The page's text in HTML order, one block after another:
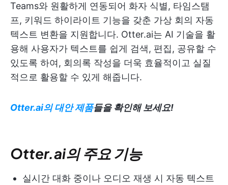
Teams와 원활하게 연동되어 화자 식별, 타임스탬
프, 키워드 하이라이트 기능을 갖춘 가상 회의 자동
텍스트 변환을 지원합니다. Otter.ai는 AI 기술을 활
용해 사용자가 텍스트를 쉽게 검색, 편집, 공유할 수
있도록 하여, 회의록 작성을 더욱 효율적이고 실질
적으로 활용할 수 있게 해줍니다.
Otter.ai의 대안 제품들을 확인해 보세요!
Otter.ai의 주요 기능
실시간 대화 중이나 오디오 재생 시 자동 텍스트